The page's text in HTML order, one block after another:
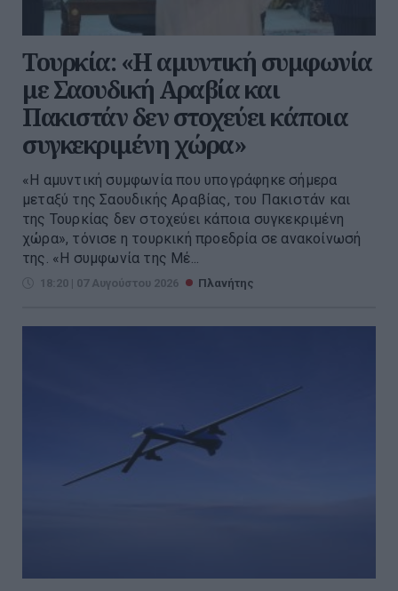
Τουρκία: «Η αμυντική συμφωνία
με Σαουδική Αραβία και
Πακιστάν δεν στοχεύει κάποια
συγκεκριμένη χώρα»
«Η αμυντική συμφωνία που υπογράφηκε σήμερα
μεταξύ της Σαουδικής Αραβίας, του Πακιστάν και
της Τουρκίας δεν στοχεύει κάποια συγκεκριμένη
χώρα», τόνισε η τουρκική προεδρία σε ανακοίνωσή
της. «Η συμφωνία της Μέ...
18:20 | 07 Αυγούστου 2026 Πλανήτης